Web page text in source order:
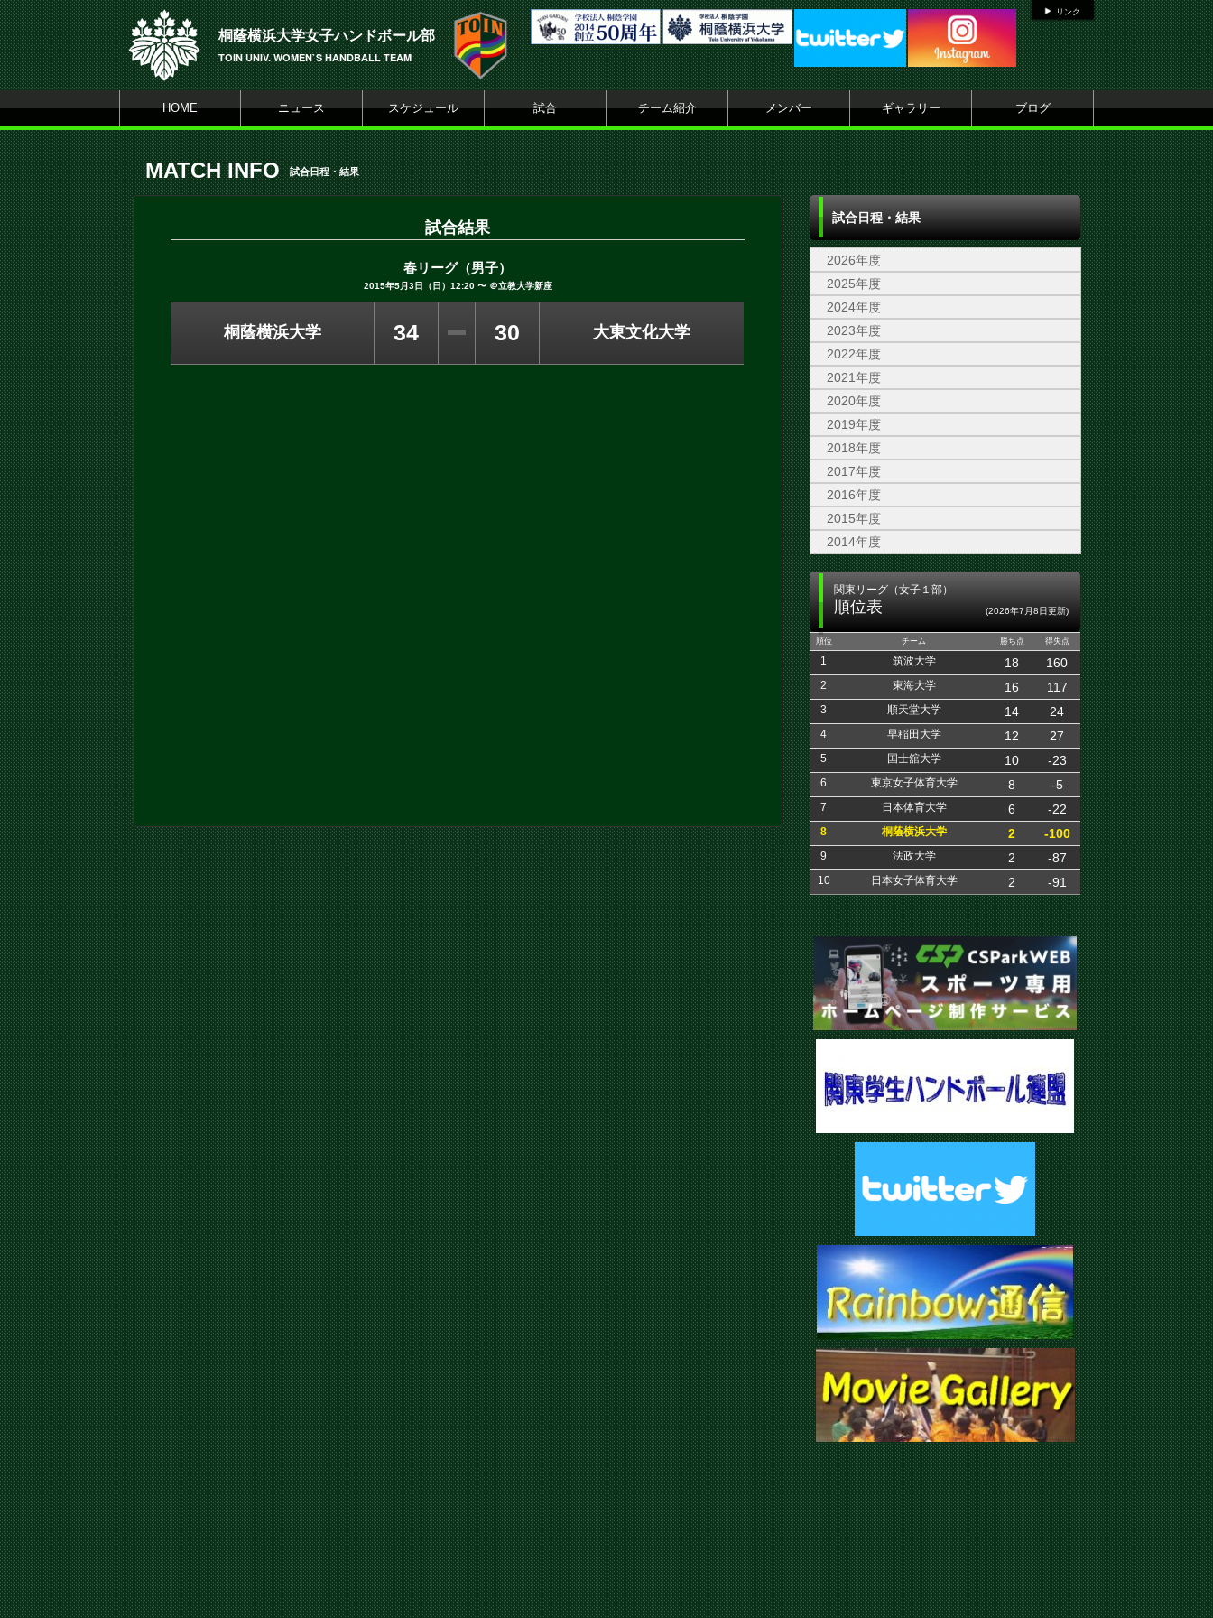
リンク
桐蔭横浜大学女子ハンドボール部
TOIN UNIV. WOMEN`S HANDBALL TEAM
HOME ニュース スケジュール 試合 チーム紹介 メンバー ギャラリー ブログ
MATCH INFO 試合日程・結果
試合結果
春リーグ（男子）
2015年5月3日（日）12:20 〜 ＠立教大学新座
桐蔭横浜大学 34 30 大東文化大学
試合日程・結果
2026年度
2025年度
2024年度
2023年度
2022年度
2021年度
2020年度
2019年度
2018年度
2017年度
2016年度
2015年度
2014年度
関東リーグ（女子１部）
順位表 (2026年7月8日更新)
順位 チーム 勝ち点 得失点
1 筑波大学 18 160
2 東海大学 16 117
3 順天堂大学 14 24
4 早稲田大学 12 27
5 国士舘大学 10 -23
6 東京女子体育大学 8 -5
7 日本体育大学 6 -22
8 桐蔭横浜大学 2 -100
9 法政大学 2 -87
10 日本女子体育大学 2 -91